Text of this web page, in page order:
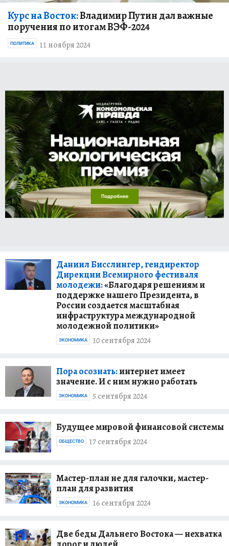
Курс на Восток:Владимир Путин дал важные
поручения по итогам ВЭФ-2024
11 ноября 2024
ПОЛИТИКА
Даниил Бисслингер, гендиректор
Дирекции Всемирного фестиваля
молодежи:«Благодаря решениям и
поддержке нашего Президента, в
России создается масштабная
инфраструктура международной
молодежной политики»
10 сентября 2024
ЭКОНОМИКА
Пора осознать:интернет имеет
значение. И с ним нужно работать
5 сентября 2024
ЭКОНОМИКА
Будущее мировой финансовой системы
17 сентября 2024
ОБЩЕСТВО
Мастер-план не для галочки, мастер-
план для развития
16 сентября 2024
ЭКОНОМИКА
Две беды Дальнего Востока — нехватка